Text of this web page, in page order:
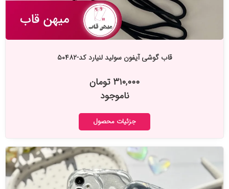
قاب گوشی آیفون سولید لنیارد کد-۵۰۴۸۲
۳۱۰,۰۰۰ تومان
ناموجود
جزئیات محصول